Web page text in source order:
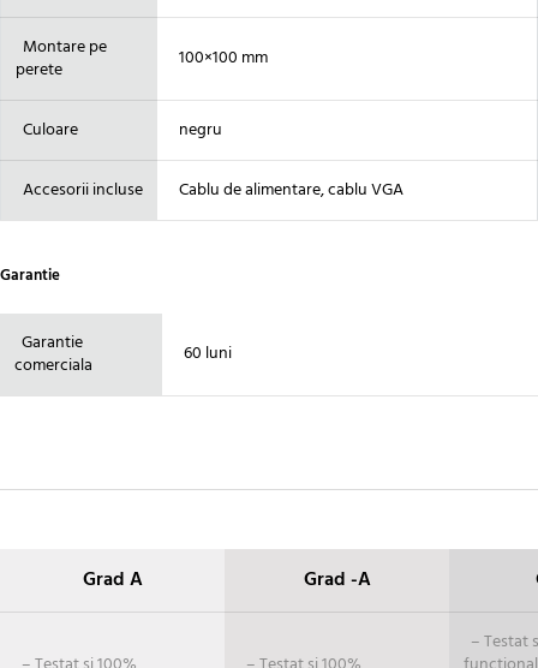
Montare pe
perete
100×100 mm
Culoare negru
Accesorii incluse Cablu de alimentare, cablu VGA
Garantie
Garantie
comerciala
60 luni
Grad A Grad -A
– Testat